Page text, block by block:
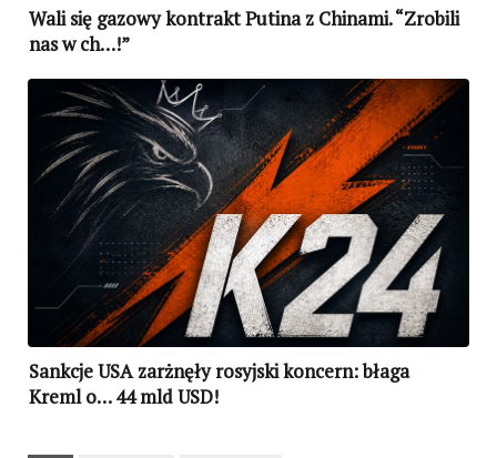
Wali się gazowy kontrakt Putina z Chinami. “Zrobili
nas w ch…!”
Sankcje USA zarżnęły rosyjski koncern: błaga
Kreml o… 44 mld USD!